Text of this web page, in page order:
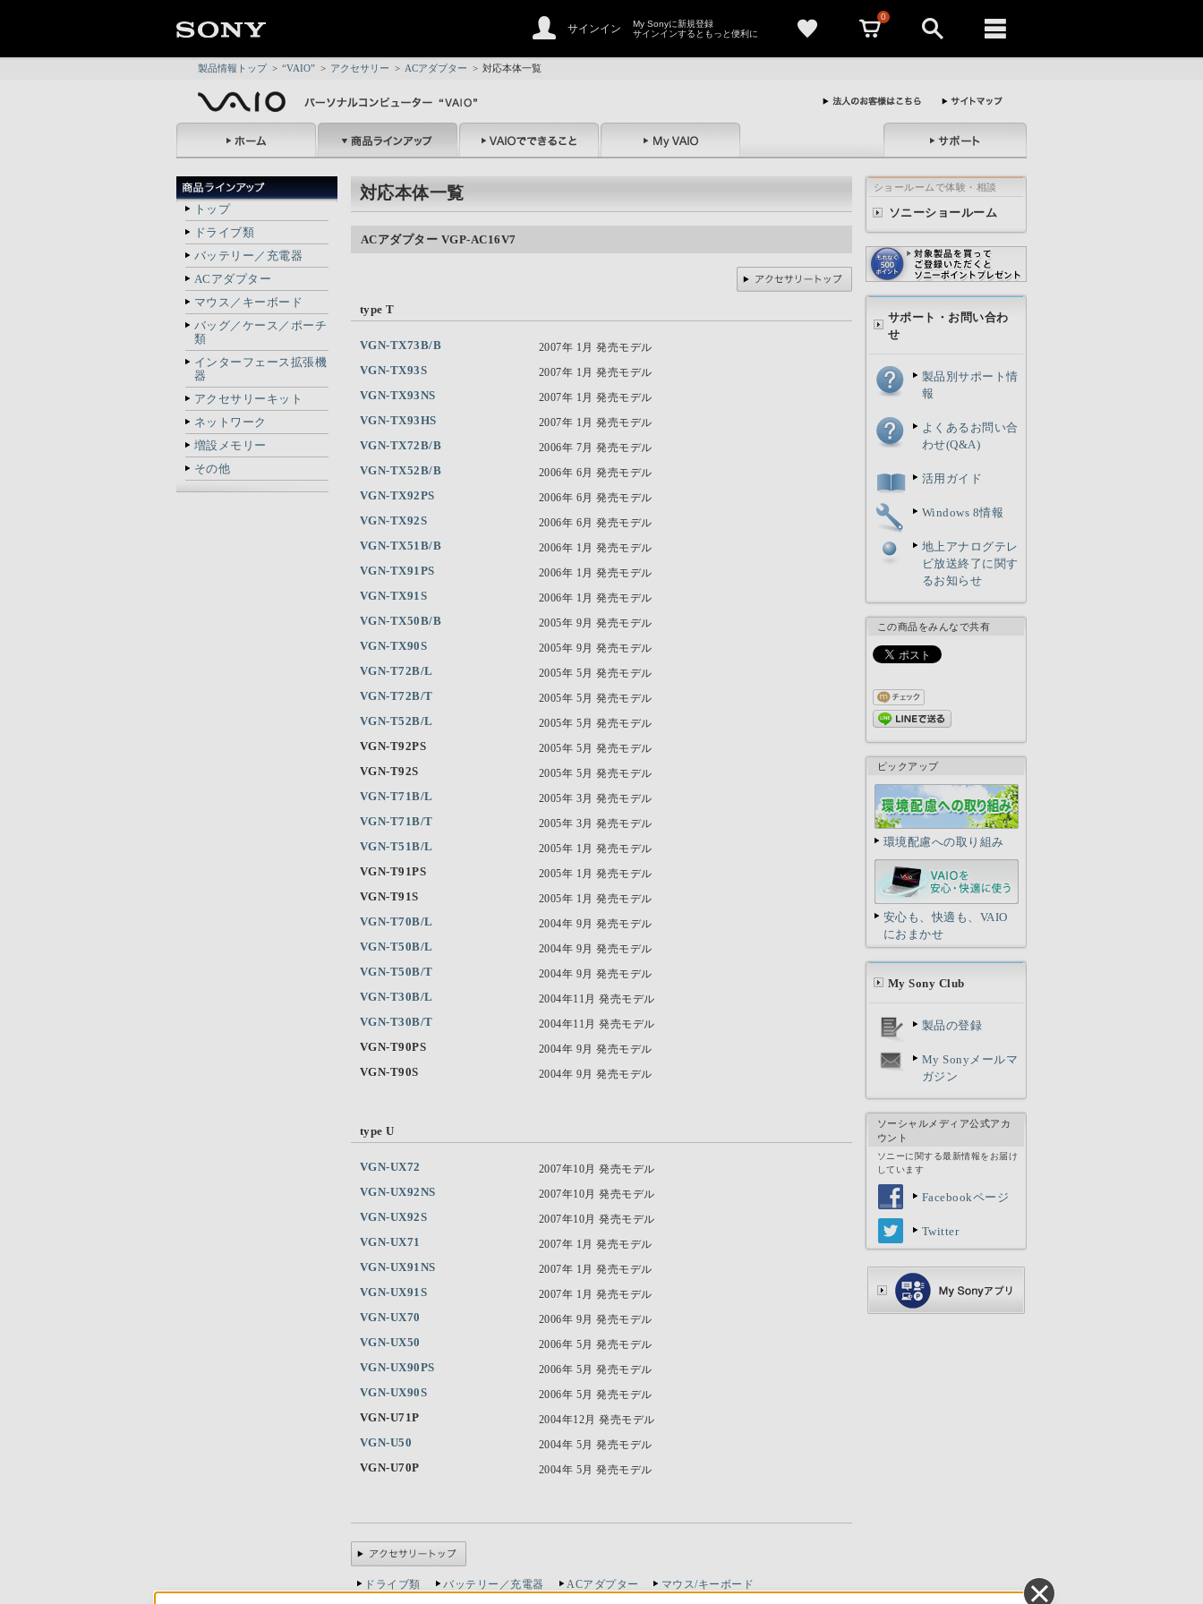
サインイン
My Sonyに新規登録
サインインするともっと便利に
0
製品情報トップ > “VAIO” > アクセサリー > ACアダプター > 対応本体一覧
トップ
ドライブ類
バッテリー／充電器
ACアダプター
マウス／キーボード
バッグ／ケース／ポーチ
類
インターフェース拡張機
器
アクセサリーキット
ネットワーク
増設メモリー
その他
対応本体一覧
ACアダプター VGP-AC16V7
type T
VGN-TX73B/B 2007年 1月 発売モデル
VGN-TX93S 2007年 1月 発売モデル
VGN-TX93NS 2007年 1月 発売モデル
VGN-TX93HS 2007年 1月 発売モデル
VGN-TX72B/B 2006年 7月 発売モデル
VGN-TX52B/B 2006年 6月 発売モデル
VGN-TX92PS 2006年 6月 発売モデル
VGN-TX92S 2006年 6月 発売モデル
VGN-TX51B/B 2006年 1月 発売モデル
VGN-TX91PS 2006年 1月 発売モデル
VGN-TX91S 2006年 1月 発売モデル
VGN-TX50B/B 2005年 9月 発売モデル
VGN-TX90S 2005年 9月 発売モデル
VGN-T72B/L 2005年 5月 発売モデル
VGN-T72B/T 2005年 5月 発売モデル
VGN-T52B/L 2005年 5月 発売モデル
VGN-T92PS 2005年 5月 発売モデル
VGN-T92S 2005年 5月 発売モデル
VGN-T71B/L 2005年 3月 発売モデル
VGN-T71B/T 2005年 3月 発売モデル
VGN-T51B/L 2005年 1月 発売モデル
VGN-T91PS 2005年 1月 発売モデル
VGN-T91S 2005年 1月 発売モデル
VGN-T70B/L 2004年 9月 発売モデル
VGN-T50B/L 2004年 9月 発売モデル
VGN-T50B/T 2004年 9月 発売モデル
VGN-T30B/L 2004年11月 発売モデル
VGN-T30B/T 2004年11月 発売モデル
VGN-T90PS 2004年 9月 発売モデル
VGN-T90S 2004年 9月 発売モデル
type U
VGN-UX72 2007年10月 発売モデル
VGN-UX92NS 2007年10月 発売モデル
VGN-UX92S 2007年10月 発売モデル
VGN-UX71 2007年 1月 発売モデル
VGN-UX91NS 2007年 1月 発売モデル
VGN-UX91S 2007年 1月 発売モデル
VGN-UX70 2006年 9月 発売モデル
VGN-UX50 2006年 5月 発売モデル
VGN-UX90PS 2006年 5月 発売モデル
VGN-UX90S 2006年 5月 発売モデル
VGN-U71P 2004年12月 発売モデル
VGN-U50 2004年 5月 発売モデル
VGN-U70P 2004年 5月 発売モデル
ドライブ類 バッテリー／充電器 ACアダプター
マウス/キーボード
ショールームで体験・相談
ソニーショールーム
サポート・お問い合わ
せ
製品別サポート情
報
よくあるお問い合
わせ(Q&A)
活用ガイド
Windows 8情報
地上アナログテレ
ビ放送終了に関す
るお知らせ
この商品をみんなで共有
ピックアップ
環境配慮への取り組み
安心も、快適も、VAIO
におまかせ
My Sony Club
製品の登録
My Sonyメールマ
ガジン
ソーシャルメディア公式アカ
ウント
ソニーに関する最新情報をお届け
しています
Facebookページ
Twitter